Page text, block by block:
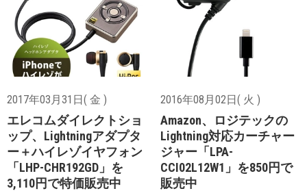
2017年03月31日( 金 )
エレコムダイレクトショ
ップ、Lightningアダプタ
ー＋ハイレゾイヤフォン
「LHP-CHR192GD」を
3,110円で特価販売中
2016年08月02日( 火 )
Amazon、ロジテックの
Lightning対応カーチャー
ジャー「LPA-
CCI02L12W1」を850円で
販売中